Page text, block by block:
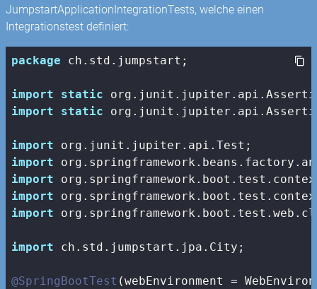
JumpstartApplicationIntegrationTests, welche einen
Integrationstest definiert:
package ch.std.jumpstart;
import
static
import
static
import
import
import
import
import
import ch.std.jumpstart.jpa.City;
@SpringBootTest